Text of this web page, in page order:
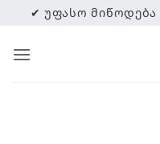
content
✔ ᲣᲤᲐᲡᲝ ᲛᲘᲬᲝᲓᲔᲑᲐ